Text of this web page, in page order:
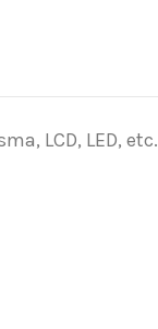
LCD, LED, etc.